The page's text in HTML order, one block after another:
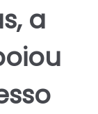
personalizado.
a